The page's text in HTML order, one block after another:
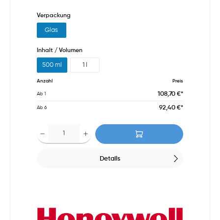
Verpackung
Glas
Inhalt / Volumen
500 ml 1 l
Anzahl Preis
Ab 1 108,70 €*
Ab 6 92,40 €*
Details